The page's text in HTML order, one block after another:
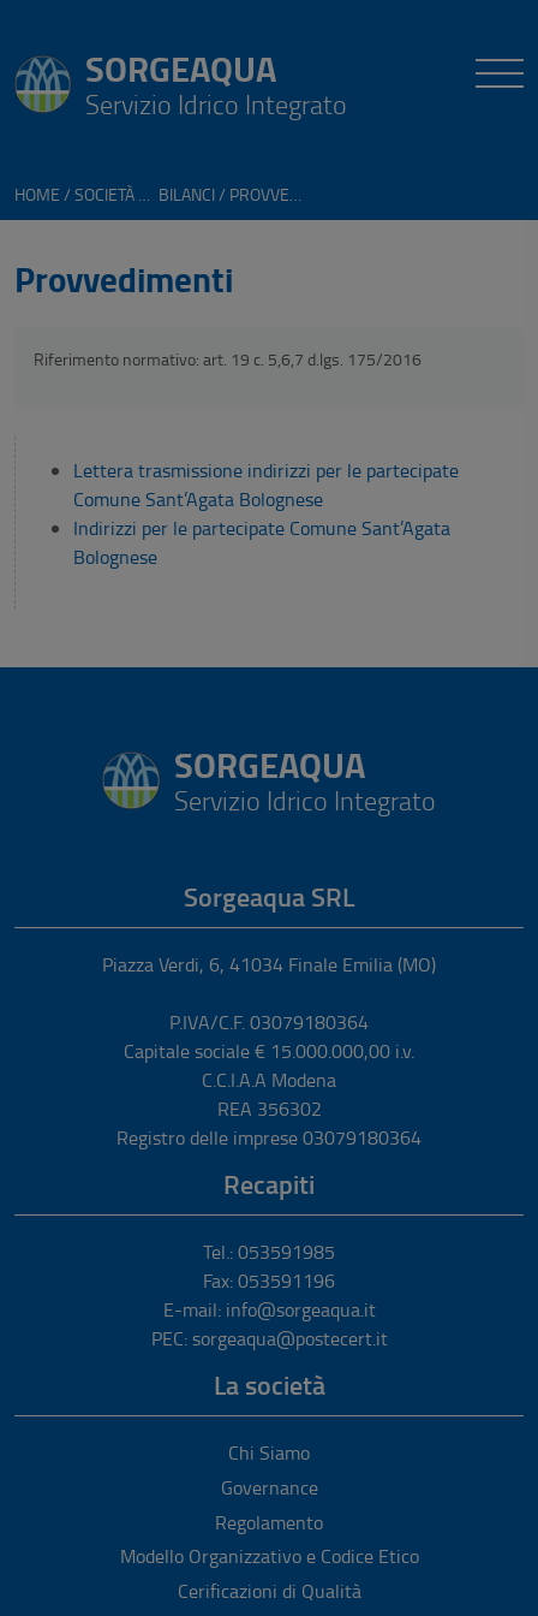
SORGEAQUA
Servizio Idrico Integrato
HOME BILANCI
Provvedimenti
Riferimento normativo: art. 19 c. 5,6,7 d.lgs. 175/2016
Lettera trasmissione indirizzi per le partecipate
Comune Sant’Agata Bolognese
Indirizzi per le partecipate Comune Sant’Agata
Bolognese
SORGEAQUA
Servizio Idrico Integrato
Sorgeaqua SRL
Piazza Verdi, 6, 41034 Finale Emilia (MO)
P.IVA/C.F. 03079180364
Capitale sociale € 15.000.000,00 i.v.
C.C.I.A.A Modena
REA 356302
Registro delle imprese 03079180364
Recapiti
Tel.: 053591985
Fax: 053591196
E-mail: info@sorgeaqua.it
PEC: sorgeaqua@postecert.it
La società
Chi Siamo
Governance
Regolamento
Modello Organizzativo e Codice Etico
Cerificazioni di Qualità